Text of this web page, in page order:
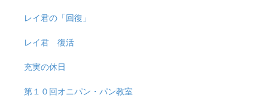
レイ君の「回復」
レイ君 復活
充実の休日
第１０回オニパン・パン教室